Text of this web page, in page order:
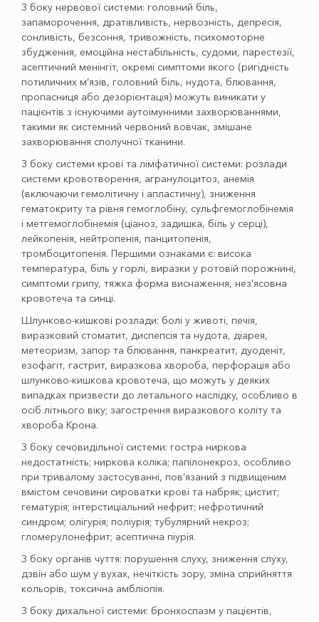
З боку нервової системи: головний біль,
запаморочення, дратівливість, нервозність, депресія,
сонливість, безсоння, тривожність, психомоторне
збудження, емоційна нестабільність, судоми, парестезії,
асептичний менінгіт, окремі симптоми якого (ригідність
потиличних м’язів, головний біль, нудота, блювання,
пропасниця або дезорієнтація) можуть виникати у
пацієнтів з існуючими аутоімунними захворюваннями,
такими як системний червоний вовчак, змішане
захворювання сполучної тканини.
З боку системи крові та лімфатичної системи: розлади
системи кровотворення, агранулоцитоз, анемія
(включаючи гемолітичну і апластичну), зниження
гематокриту та рівня гемоглобіну, сульфгемоглобінемія
і метгемоглобінемія (ціаноз, задишка, біль у серці),
лейкопенія, нейтропенія, панцитопенія,
тромбоцитопенія. Першими ознаками є: висока
температура, біль у горлі, виразки у ротовій порожнині,
симптоми грипу, тяжка форма виснаження, нез'ясовна
кровотеча та синці.
Шлунково-кишкові розлади: болі у животі, печія,
виразковий стоматит, диспепсія та нудота, діарея,
метеоризм, запор та блювання, панкреатит, дуоденіт,
езофагіт, гастрит, виразкова хвороба, перфорація або
шлунково-кишкова кровотеча, що можуть у деяких
випадках призвести до летального наслідку, особливо в
осіб літнього віку; загострення виразкового коліту та
хвороба Крона.
З боку сечовидільної системи: гостра ниркова
недостатність; ниркова коліка; папілонекроз, особливо
при тривалому застосуванні, пов’язаний з підвищеним
вмістом сечовини сироватки крові та набряк; цистит;
гематурія; інтерстиціальний нефрит; нефротичний
синдром; олігурія; поліурія; тубулярний некроз;
гломерулонефрит; асептична піурія.
З боку органів чуття: порушення слуху, зниження слуху,
дзвін або шум у вухах, нечіткість зору, зміна сприйняття
кольорів, токсична амбліопія.
З боку дихальної системи: бронхоспазм у пацієнтів,